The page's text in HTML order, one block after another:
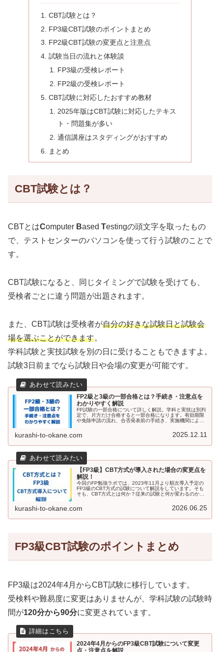
CBT試験とは？
FP3級CBT試験のポイントまとめ
FP2級CBT試験の変更点と注意点
試験当日の流れと体験談
FP3級の受検レポート
FP2級の受検レポート
CBT試験に対応したおすすめ教材
2025年版はCBT試験に対応したテキス
ト・問題集が多い
通信講座はスタディングがおすすめ
まとめ
CBT試験とは？
CBTとはComputer Based Testingの頭文字を取ったもの
で、テストセンターのパソコンを使って行う試験のことで
す。
CBT試験になると、同じタイミングで試験を受けても、
受検者ごとに違う問題が出題されます。
また、CBT試験は受検者が自分の好きな試験日と試験会
場を選ぶことができます。
学科試験と実技試験を別の日に受けることもできますよ。
試験3日前までなら試験日や会場の変更が可能です。
FP2級と3級の一部合格とは？手続き・注意点を
わかりやすく解説
FP試験の一部合格について詳しく解説。学科と実技は別判
定で、片方だけ合格すると一部合格になります。有効期限
や免除申請の流れ、合否発表前の手続き、実施機関による
制度を上手く活用して効率よくFP資格取得が可能になりま
すよ。
kurashi-to-okane.com 2025.12.11
【FP3級】CBT方式が導入された場合の変更点を
解説！
今回のFP勉強ラボでは、2023年11月より順次導入予定の
FP3級のCBT方式の試験について解説をしています。そも
そも、CBT方式とは何か？従来の試験と何が変わるのか？
FP3級の受験を検討している方がぜひ読んでみてくださ
い。
kurashi-to-okane.com 2026.06.25
FP3級CBT試験のポイントまとめ
FP3級は2024年4月からCBT試験に移行しています。
受検料や難易度に変更はありませんが、学科試験の試験時
間が120分から90分に変更されています。
2024年4月からのFP3級CBT試験について変更
点・注意点を解説